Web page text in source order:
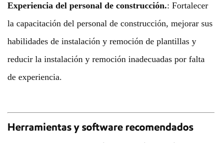
Experiencia del personal de construcción.: Fortalecer
la capacitación del personal de construcción, mejorar sus
habilidades de instalación y remoción de plantillas y
reducir la instalación y remoción inadecuadas por falta
de experiencia.
Herramientas y software recomendados